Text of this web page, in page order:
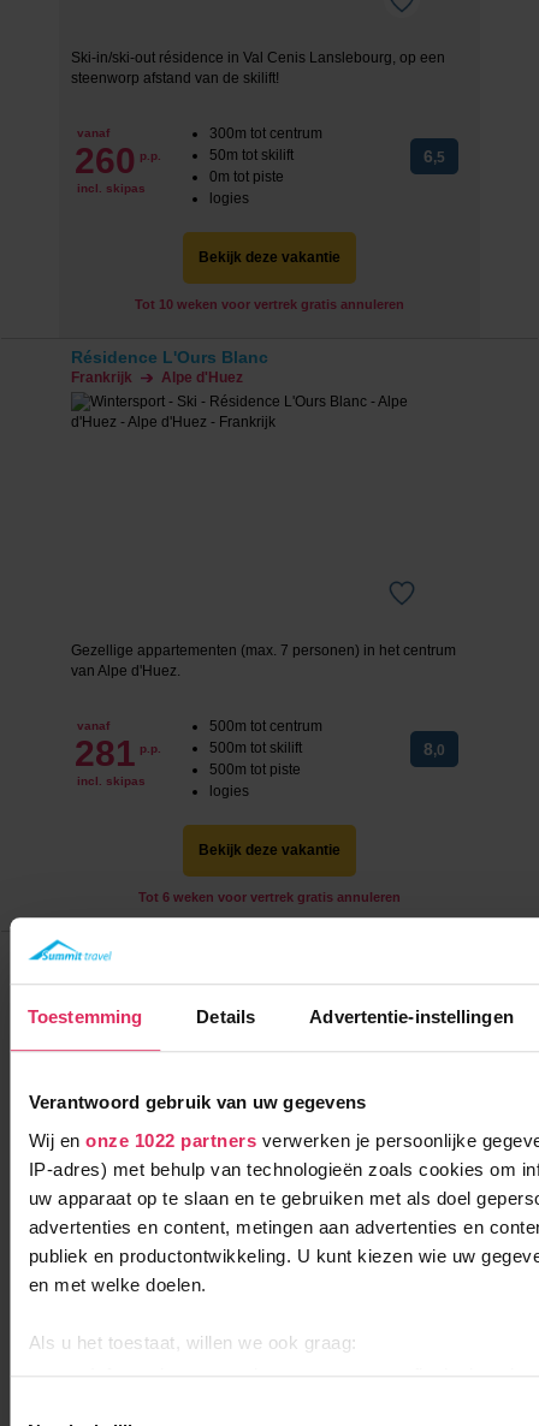
Toestemming Details Advertentie-instellingen
Verantwoord gebruik van uw gegevens
Wij en onze 1022 partnersverwerken je persoonlijke
IP-adres) met behulp van technologieën zoals cookies om
uw apparaat op te slaan en te gebruiken met als doel
advertenties en content, metingen aan advertenties en
publiek en productontwikkeling. U kunt kiezen wie uw
en met welke doelen.
Als u het toestaat, willen we ook graag:
Ski-in/ski-out résidence in Val Cenis Lanslebourg, op een
steenworp afstand van de skilift!
vanaf
260 p.p.
incl. skipas
300m tot centrum
50m tot skilift
0m tot piste
logies
6,5
Bekijk deze vakantie
Tot 10 weken voor vertrek gratis annuleren
Résidence L'Ours Blanc
Frankrijk Alpe d'Huez
Gezellige appartementen (max. 7 personen) in het centrum
van Alpe d'Huez.
vanaf
281 p.p.
incl. skipas
500m tot centrum
500m tot skilift
500m tot piste
logies
8,0
Bekijk deze vakantie
Tot 6 weken voor vertrek gratis annuleren
Résidence Les Bergers
Comfortabele appartementen aan de piste in Alpe d'Huez, met
sauna en verwarmd zwembad!
279 p.p.
100m tot skilift